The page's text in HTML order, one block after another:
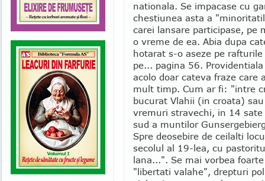
nationala. Se impacase cu
chestiunea asta a
carei lansare participase, pe
o vreme de ea. Abia dupa
hotarat s-o aseze pe
pe... pagina 56.
acolo doar cateva fraze
mult timp. Cum ar fi: "intre
bucurat Vlahii (in croata)
vremuri stravechi, in 14
sud a muntilor
Spre deosebire de ceilalti
secolul al 19-lea, cu
lana...". Se mai vorbea
"libertati valahe", drepturi